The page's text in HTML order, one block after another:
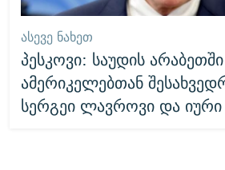
ᲐᲡᲔᲕᲔ ᲜᲐᲮᲔᲗ
პესკოვი: საუდის არაბეთში
ამერიკელებთან
სერგეი ლავროვი და იური